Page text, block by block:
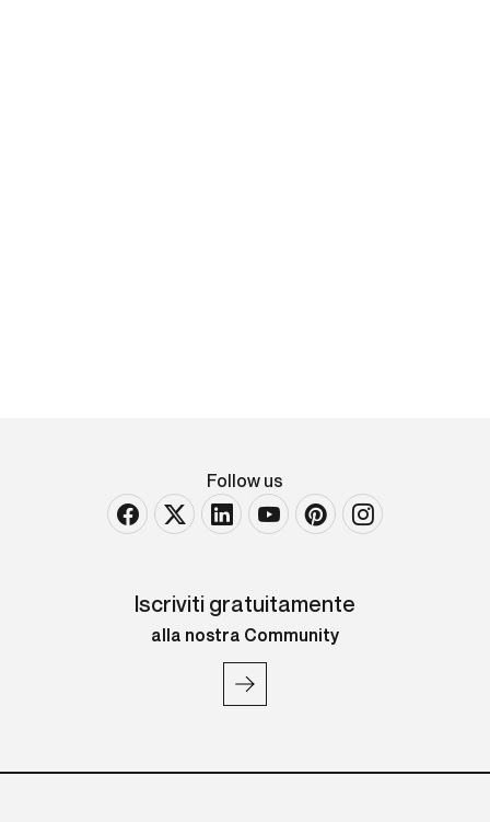
Follow us
Iscriviti gratuitamente
alla nostra Community